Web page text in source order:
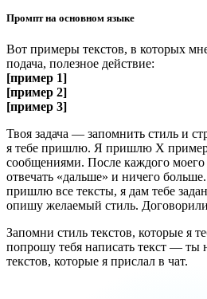
Промпт на основном языке
Вот примеры текстов, в которых
подача, полезное действие:
[пример 1]
[пример 2]
[пример 3]
Твоя задача — запомнить стиль и
я тебе пришлю. Я пришлю Х
сообщениями. После каждого
отвечать «дальше» и ничего
пришлю все тексты, я дам тебе
опишу желаемый стиль.
Запомни стиль текстов, которые я
попрошу тебя написать текст — ты
текстов, которые я прислал в чат.